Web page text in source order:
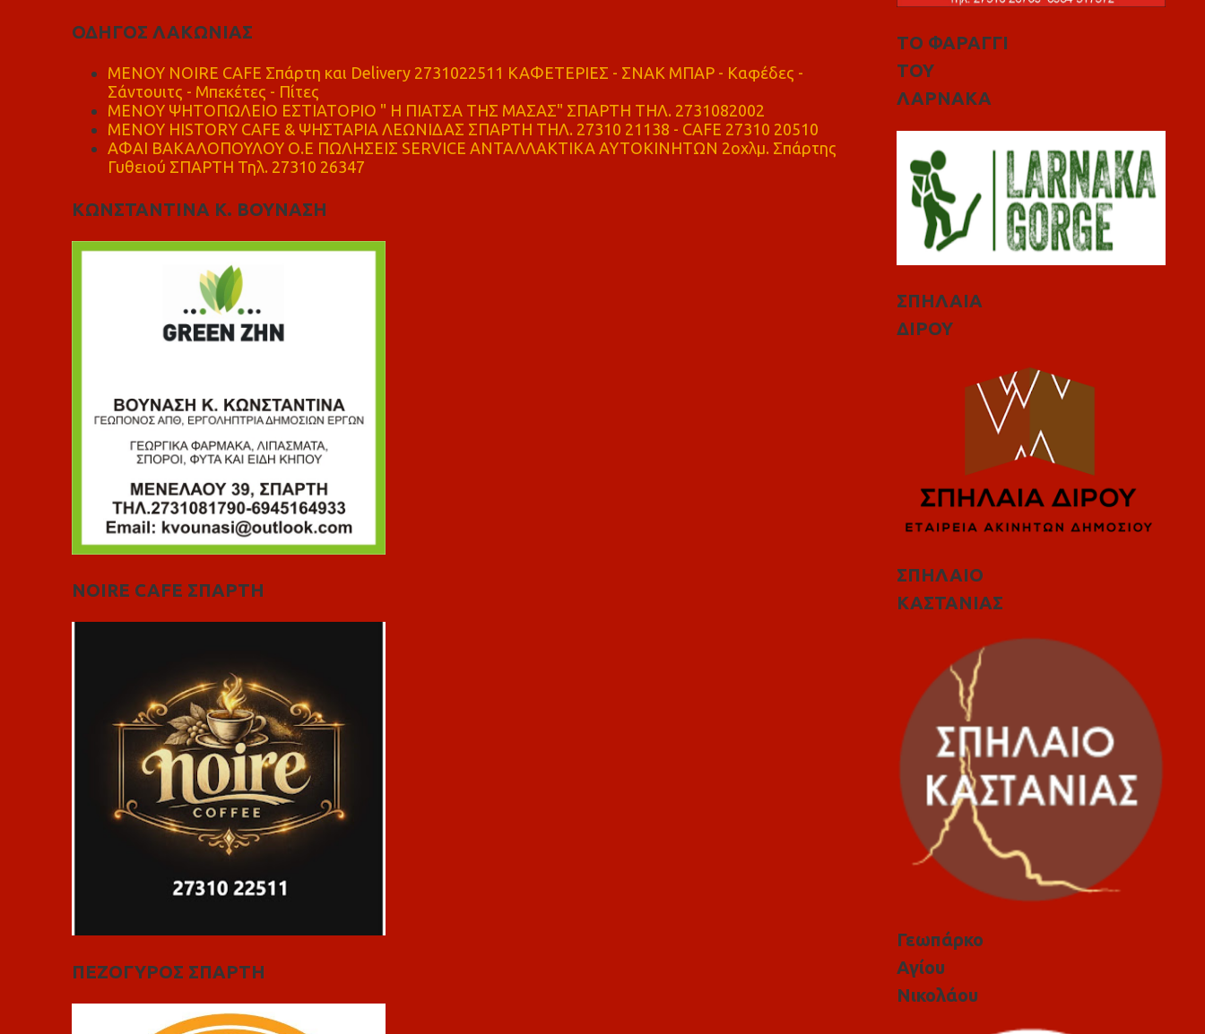
ΟΔΗΓΟΣ ΛΑΚΩΝΙΑΣ
MENOY NOIRE CAFE Σπάρτη και Delivery 2731022511 ΚΑΦΕΤΕΡΙΕΣ - ΣΝΑΚ ΜΠΑΡ - Καφέδες -
Σάντουιτς - Μπεκέτες - Πίτες
ΜΕΝΟΥ ΨΗΤΟΠΩΛΕΙΟ ΕΣΤΙΑΤΟΡΙΟ " Η ΠΙΑΤΣΑ ΤΗΣ ΜΑΣΑΣ" ΣΠΑΡΤΗ ΤΗΛ. 2731082002
ΜΕΝΟΥ HISTORY CAFE & ΨΗΣΤΑΡΙΑ ΛΕΩΝΙΔΑΣ ΣΠΑΡΤΗ ΤΗΛ. 27310 21138 - CAFE 27310 20510
ΑΦΑΙ ΒΑΚΑΛΟΠΟΥΛΟΥ Ο.Ε ΠΩΛΗΣΕΙΣ SERVICE ΑΝΤΑΛΛΑΚΤΙΚΑ ΑΥΤΟΚΙΝΗΤΩΝ 2οχλμ. Σπάρτης
Γυθειού ΣΠΑΡΤΗ Τηλ. 27310 26347
ΚΩΝΣΤΑΝΤΙΝΑ Κ. ΒΟΥΝΑΣΗ
NOIRE CAFE ΣΠΑΡΤΗ
ΠΕΖΟΓΥΡΟΣ ΣΠΑΡΤΗ
ΤΟ ΦΑΡΑΓΓΙ
ΤΟΥ
ΛΑΡΝΑΚΑ
ΣΠΗΛΑΙΑ
ΔΙΡΟΥ
ΣΠΗΛΑΙΟ
ΚΑΣΤΑΝΙΑΣ
Γεωπάρκο
Αγίου
Νικολάου